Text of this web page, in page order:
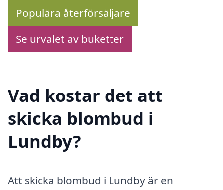
Populära återförsäljare
Se urvalet av buketter
Vad kostar det att
skicka blombud i
Lundby?
Att skicka blombud i Lundby är en